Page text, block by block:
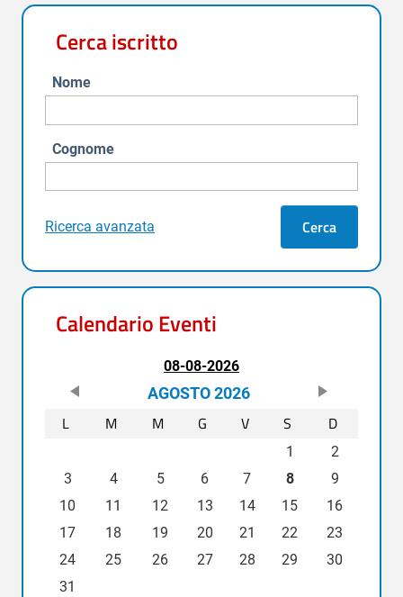
Cerca iscritto
Nome
Cognome
Cerca
Ricerca avanzata
Calendario Eventi
08-08-2026
AGOSTO 2026
L M M G V S D
1
2
3
4 5 6 7 8
9
10
11 12 13 14 15
16
17
18 19 20 21 22
23
24
25 26 27 28 29
30
31